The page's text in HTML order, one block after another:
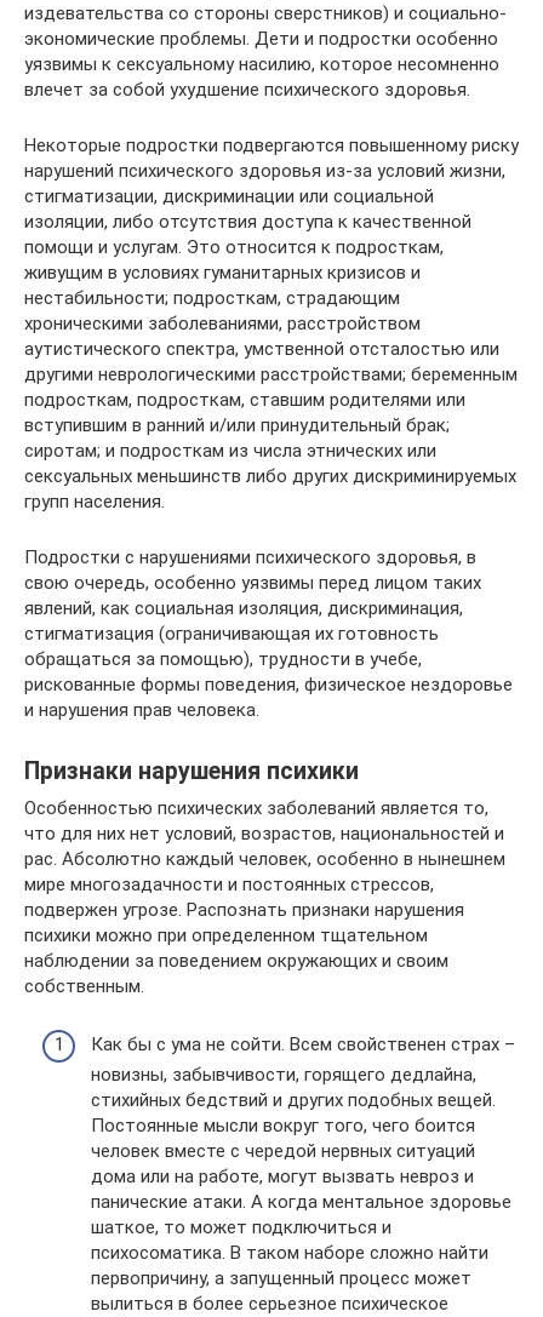
издевательства со стороны сверстников) и социально-
экономические проблемы. Дети и подростки особенно
уязвимы к сексуальному насилию, которое несомненно
влечет за собой ухудшение психического здоровья.
Некоторые подростки подвергаются повышенному риску
нарушений психического здоровья из-за условий жизни,
стигматизации, дискриминации или социальной
изоляции, либо отсутствия доступа к качественной
помощи и услугам. Это относится к подросткам,
живущим в условиях гуманитарных кризисов и
нестабильности; подросткам, страдающим
хроническими заболеваниями, расстройством
аутистического спектра, умственной отсталостью или
другими неврологическими расстройствами; беременным
подросткам, подросткам, ставшим родителями или
вступившим в ранний и/или принудительный брак;
сиротам; и подросткам из числа этнических или
сексуальных меньшинств либо других дискриминируемых
групп населения.
Подростки с нарушениями психического здоровья, в
свою очередь, особенно уязвимы перед лицом таких
явлений, как социальная изоляция, дискриминация,
стигматизация (ограничивающая их готовность
обращаться за помощью), трудности в учебе,
рискованные формы поведения, физическое нездоровье
и нарушения прав человека.
Признаки нарушения психики
Особенностью психических заболеваний является то,
что для них нет условий, возрастов, национальностей и
рас. Абсолютно каждый человек, особенно в нынешнем
мире многозадачности и постоянных стрессов,
подвержен угрозе. Распознать признаки нарушения
психики можно при определенном тщательном
наблюдении за поведением окружающих и своим
собственным.
Как бы с ума не сойти. Всем свойственен страх –
новизны, забывчивости, горящего дедлайна,
стихийных бедствий и других подобных вещей.
Постоянные мысли вокруг того, чего боится
человек вместе с чередой нервных ситуаций
дома или на работе, могут вызвать невроз и
панические атаки. А когда ментальное здоровье
шаткое, то может подключиться и
психосоматика. В таком наборе сложно найти
первопричину, а запущенный процесс может
вылиться в более серьезное психическое